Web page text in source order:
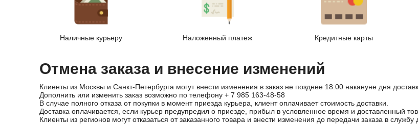
Наличные курьеру Наложенный платеж Кредитные карты
Отмена заказа и внесение изменений
Клиенты из Москвы и Санкт-Петербурга могут внести изменения в заказ не позднее 18:00 накануне дня
Дополнить или изменить заказ возможно по телефону + 7 985 163-48-58
В случае полного отказа от покупки в момент приезда курьера, клиент оплачивает стоимость доставки.
Доставка оплачивается, если курьер предупредил о приезде, прибыл в условленное время и доставленный
Клиенты из регионов могут отказаться от заказанного товара и внести изменения до передачи заказа в службу